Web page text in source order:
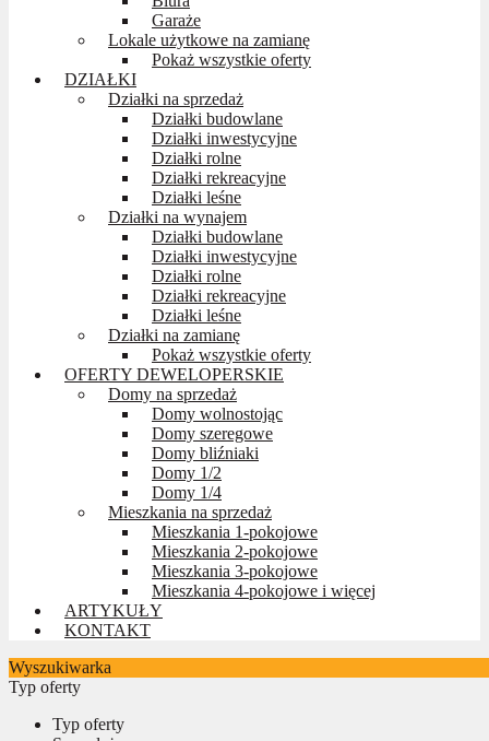
Garaże
Lokale użytkowe na zamianę
Pokaż wszystkie oferty
DZIAŁKI
Działki na sprzedaż
Działki budowlane
Działki inwestycyjne
Działki rolne
Działki rekreacyjne
Działki leśne
Działki na wynajem
Działki budowlane
Działki inwestycyjne
Działki rolne
Działki rekreacyjne
Działki leśne
Działki na zamianę
Pokaż wszystkie oferty
OFERTY DEWELOPERSKIE
Domy na sprzedaż
Domy wolnostojąc
Domy szeregowe
Domy bliźniaki
Domy 1/2
Domy 1/4
Mieszkania na sprzedaż
Mieszkania 1-pokojowe
Mieszkania 2-pokojowe
Mieszkania 3-pokojowe
Mieszkania 4-pokojowe i więcej
ARTYKUŁY
KONTAKT
Wyszukiwarka
Typ oferty
Typ oferty